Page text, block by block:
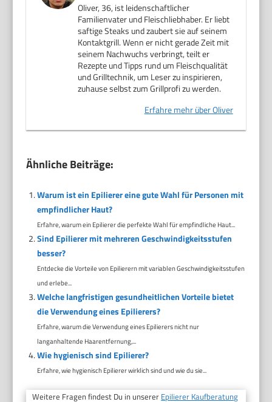
Oliver, 36, ist leidenschaftlicher
Familienvater und Fleischliebhaber. Er liebt
saftige Steaks und zaubert sie auf seinem
Kontaktgrill. Wenn er nicht gerade Zeit mit
seinem Nachwuchs verbringt, teilt er
Rezepte und Tipps rund um Fleischqualität
und Grilltechnik, um Leser zu inspirieren,
zuhause selbst zum Grillprofi zu werden.
Erfahre mehr über Oliver
Ähnliche Beiträge:
Warum ist ein Epilierer eine gute Wahl für Personen mit
empfindlicher Haut?
Erfahre, warum ein Epilierer die perfekte Wahl für empfindliche Haut...
Sind Epilierer mit mehreren Geschwindigkeitsstufen
besser?
Entdecke die Vorteile von Epilierern mit variablen Geschwindigkeitsstufen
und erlebe...
Welche langfristigen gesundheitlichen Vorteile bietet
die Verwendung eines Epilierers?
Erfahre, warum die Verwendung eines Epilierers nicht nur
langanhaltende Haarentfernung,...
Wie hygienisch sind Epilierer?
Erfahre, wie hygienisch Epilierer wirklich sind und wie du sie...
Weitere Fragen findest Du in unserer Epilierer Kaufberatung